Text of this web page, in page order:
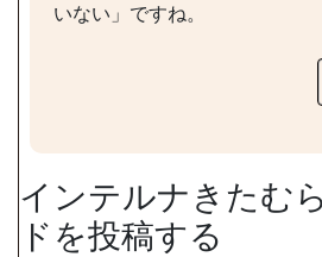
いない」ですね。
インテルナきたむ
ドを投稿する